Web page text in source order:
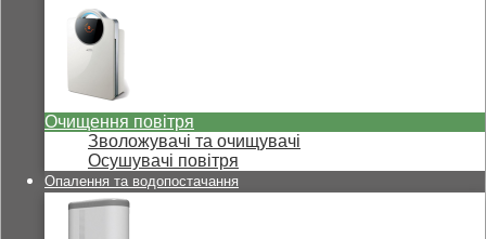
Очищення повітря
Зволожувачі та очищувачі
Осушувачі повітря
Опалення та водопостачання